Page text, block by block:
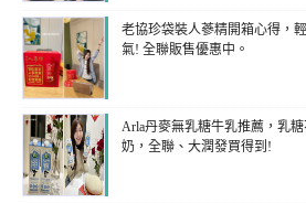
老協珍袋裝人蔘精開箱心得，
氣! 全聯販售優惠中。
Arla丹麥無乳糖牛乳推薦，乳
奶，全聯、大潤發買得到!